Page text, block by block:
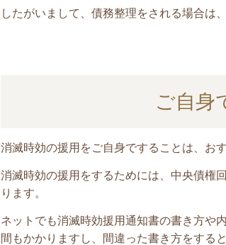
したがいまして、債務整理をされる場合は
ご自身
消滅時効の援用をご自身ですることは、お
消滅時効の援用をするためには、中央債権
ります。
ネットでも消滅時効援用通知書の書き方や
間もかかりますし、間違った書き方をする